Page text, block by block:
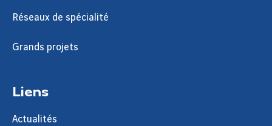
Réseaux de spécialité
Grands projets
Liens
Actualités